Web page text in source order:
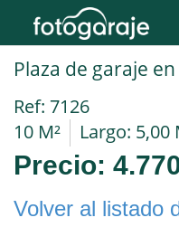
Ref: 7126
10 M²
Largo: 5,00
Precio:
Volver al listado